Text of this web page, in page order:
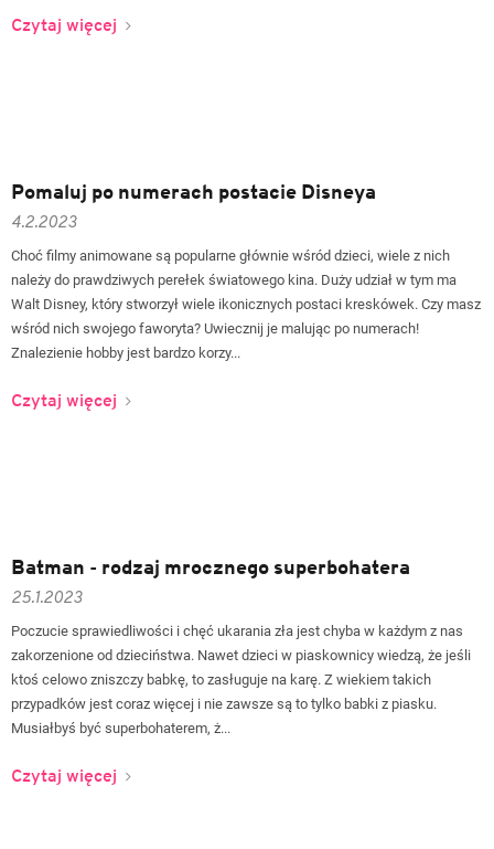
Czytaj więcej
Pomaluj po numerach postacie Disneya
4.2.2023
Choć filmy animowane są popularne głównie wśród dzieci, wiele z nich
należy do prawdziwych perełek światowego kina. Duży udział w tym ma
Walt Disney, który stworzył wiele ikonicznych postaci kreskówek. Czy masz
wśród nich swojego faworyta? Uwiecznij je malując po numerach!
Znalezienie hobby jest bardzo korzy...
Czytaj więcej
Batman - rodzaj mrocznego superbohatera
25.1.2023
Poczucie sprawiedliwości i chęć ukarania zła jest chyba w każdym z nas
zakorzenione od dzieciństwa. Nawet dzieci w piaskownicy wiedzą, że jeśli
ktoś celowo zniszczy babkę, to zasługuje na karę. Z wiekiem takich
przypadków jest coraz więcej i nie zawsze są to tylko babki z piasku.
Musiałbyś być superbohaterem, ż...
Czytaj więcej